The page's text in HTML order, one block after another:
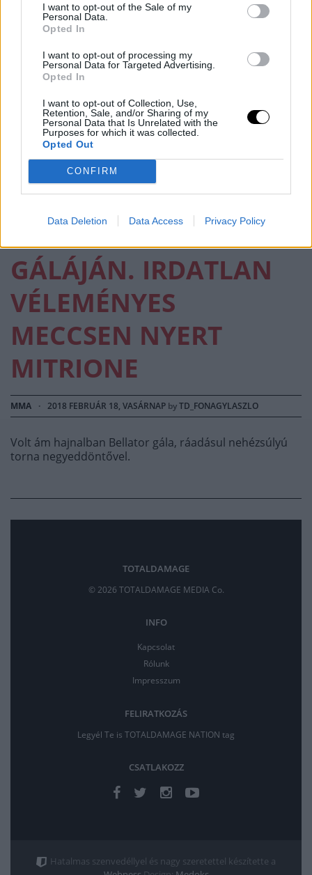
I want to opt-out of the Sale of my
Personal Data.
Opted In
I want to opt-out of processing my
Personal Data for Targeted Advertising.
Opted In
I want to opt-out of Collection, Use,
Retention, Sale, and/or Sharing of my
Personal Data that Is Unrelated with the
Purposes for which it was collected.
Opted Out
CONFIRM
Data Deletion Data Access Privacy Policy
MMA
REPKEDTEK A
BOMBÁK A BELLATOR
194 TEGNAPI
GÁLÁJÁN. IRDATLAN
VÉLEMÉNYES
MECCSEN NYERT
MITRIONE
MMA · 2018 FEBRUÁR 18, VASÁRNAP byTD_FONAGYLASZLO
Volt ám hajnalban Bellator gála, ráadásul nehézsúlyú
torna negyeddöntővel.
TOTALDAMAGE
© 2026 TOTALDAMAGE MEDIA Co.
INFO
Kapcsolat
Rólunk
Impresszum
FELIRATKOZÁS
Legyél Te is TOTALDAMAGE NATION tag
CSATLAKOZZ
Hatalmas szenvedéllyel és nagy szeretettel készítette a